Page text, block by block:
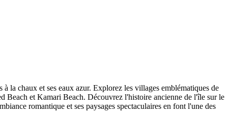
la chaux et ses eaux azur. Explorez les villages emblématiques de
Beach et Kamari Beach. Découvrez l'histoire ancienne de l'île sur le
romantique et ses paysages spectaculaires en font l'une des